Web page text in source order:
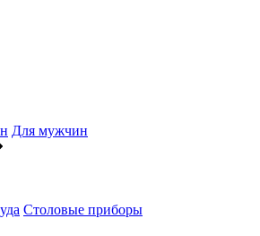
Для мужчин
Столовые приборы